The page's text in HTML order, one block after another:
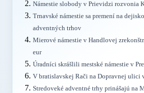
Námestie slobody v Prievidzi rozvonia
Trnavské námestie sa premení na
adventných trhov
Mierové námestie v Handlovej
eur
Úradníci skrášlili mestské námestie v
V bratislavskej Rači na Dopravnej ulici
Stredoveké adventné trhy prinášajú na